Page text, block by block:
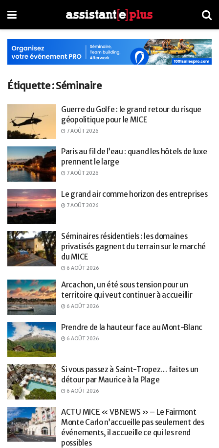
Étiquette :Séminaire
Guerre du Golfe : le grand retour du risque
géopolitique pour le MICE
7 AOÛT 2026
Paris au fil de l’eau : quand les hôtels de luxe
prennent le large
7 AOÛT 2026
Le grand air comme horizon des entreprises
7 AOÛT 2026
Séminaires résidentiels : les domaines
privatisés gagnent du terrain sur le marché
du MICE
6 AOÛT 2026
Arcachon, un été sous tension pour un
territoire qui veut continuer à accueillir
6 AOÛT 2026
Prendre de la hauteur face au Mont-Blanc
6 AOÛT 2026
Si vous passez à Saint-Tropez… faites un
détour par Maurice à la Plage
6 AOÛT 2026
ACTU MICE « VB NEWS » – Le Fairmont
Monte Carlo n’accueille pas seulement des
événements, il accueille ce qui les rend
possibles